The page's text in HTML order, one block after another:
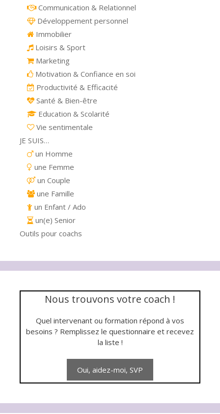
Communication & Relationnel
Développement personnel
Immobilier
Loisirs & Sport
Marketing
Motivation & Confiance en soi
Productivité & Efficacité
Santé & Bien-être
Education & Scolarité
Vie sentimentale
JE SUIS…
un Homme
une Femme
un Couple
une Famille
un Enfant / Ado
un(e) Senior
Outils pour coachs
Nous trouvons votre coach !
Quel intervenant ou formation répond à vos
besoins ? Remplissez le questionnaire et recevez
la liste !